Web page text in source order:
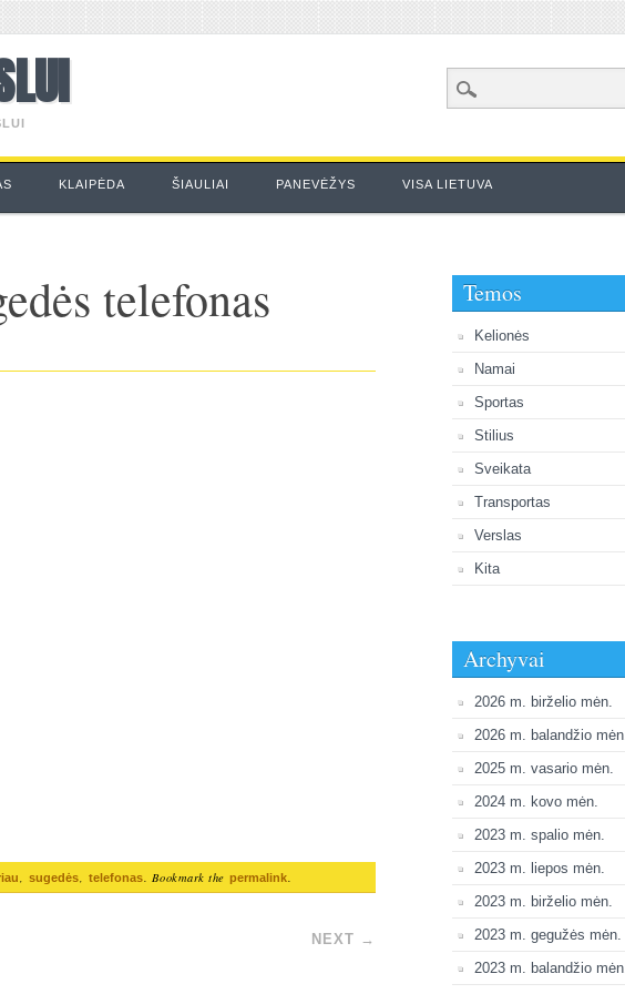
KLAIPĖDA ŠIAULIAI PANEVĖŽYS VISA LIETUVA
telefonas
, sugedės, telefonas. Bookmark the permalink.
NEXT →
Temos
Kelionės
Namai
Sportas
Stilius
Sveikata
Transportas
Verslas
Kita
Archyvai
2026 m. birželio mėn.
2026 m. balandžio mėn.
2025 m. vasario mėn.
2024 m. kovo mėn.
2023 m. spalio mėn.
2023 m. liepos mėn.
2023 m. birželio mėn.
2023 m. gegužės mėn.
2023 m. balandžio mėn.